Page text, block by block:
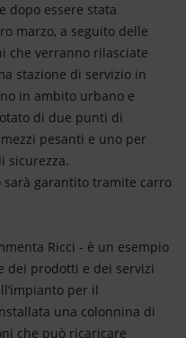
dopo essere stata
marzo, a seguito delle
che verranno rilasciate
stazione di servizio in
in ambito urbano e
di due punti di
pesanti e uno per
sicurezza.
sarà garantito tramite carro
Ricci - è un esempio
dei prodotti e dei servizi
per il
una colonnina di
che può ricaricare